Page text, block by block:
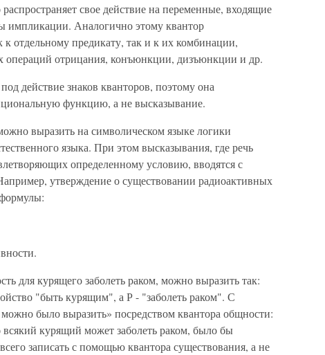
свое действие на переменные, входящие
Аналогично этому квантор
к отдельному предикату, так и к их комбинации,
операций отрицания, конъюнкции, дизъюнкции и др.
действие знаков кванторов, поэтому она
функцию, а не высказывание.
выразить на символическом языке логики
языка. При этом высказывания, где речь
определенному условию, вводятся с
утверждение о существовании радиоактивных
для курящего заболеть раком, можно выразить так:
"быть курящим", а Р - "заболеть раком". С
было выразить» посредством квантора общности:
курящий может заболеть раком, было бы
записать с помощью квантора существования, а не